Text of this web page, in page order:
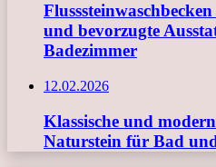
und bevorzugte
Badezimmer
12.02.2026
Klassische und
Naturstein für Bad